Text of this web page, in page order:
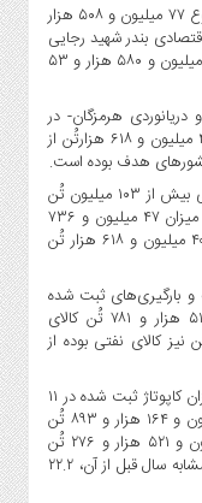
از ابتدای فروردین تا پایان بهمن‌ماه ۱۴۰۳ در مجموع ۷۷ میلیون و ۵۰۸ هزار
اقتصادی بندر شهید رجایی
تخلیه و بارگیری شده است. از این میزان کالا ۵۱ میلیون و ۵۸۰ هزار و ۵۳
و دریانوردی هرمزگان- در
گفتگو با خبرگزاری جوان اعلام کرد که بیش از ۴۰ میلیون و ۶۱۸ هزارتُن از
کشورهای هدف بوده است.
در طول ۱۰ ماه اول سال ۱۴۰۳ در بندر شهید رجایی بیش از ۱۰۳ میلیون تُن
کالای نفتی و غیرنفتی جابه‌جا شده است. از این میزان ۴۷ میلیون و ۷۳۶
هزار و ۳۶۱ تُن کالای صادراتی بوده که بیش از ۴۰ میلیون و ۶۱۸ هزار تُن
و بارگیری‌های ثبت شده
در ده ماهه اول سال گذشته، ۳۲ میلیون و ۵۱۳ هزار و ۷۸۱ تُن کالای
و هشت میلیون و ۱۰۴ هزار و ۳۵۹ تن نیز کالای نفتی بوده از
مدیر منطقه ویژه اقتصادی بندر شهید رجایی، میزان کاپوتاژ ثبت شده در ۱۱
ماهه منتهی به بهمن سال ۱۴۰۳ را برابر با ۱۶ میلیون و ۱۶۴ هزار و ۸۹۳ تُن
اعلام کرد و گفت: در این بازه زمانی هفت میلیون و ۵۲۱ هزار و ۲۷۶ تُن
کالای غیرنفتی ترانزیت شده که نسبت به مدت مشابه سال قبل از آن، ۲۲.۲